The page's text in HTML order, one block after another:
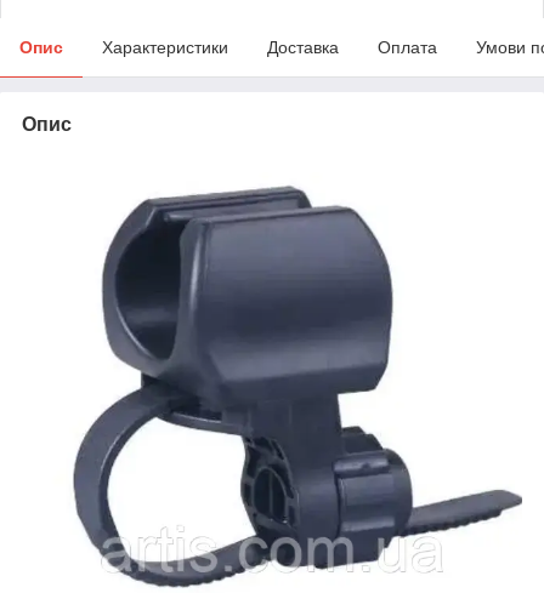
Опис Характеристики Доставка Оплата Умови
Опис